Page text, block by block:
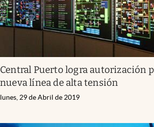
Central Puerto logra autorización
nueva línea de alta tensión
lunes, 29 de Abril de 2019